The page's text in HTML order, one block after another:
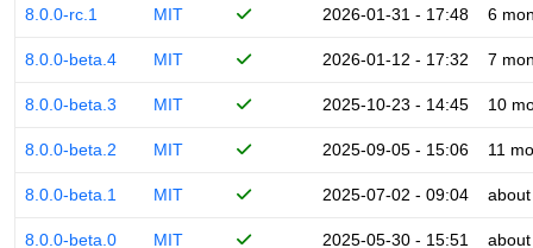
8.0.0-rc.1 MIT 2026-01-31 - 17:48 6
8.0.0-beta.4 MIT 2026-01-12 - 17:32 7
8.0.0-beta.3 MIT 2025-10-23 - 14:45 10
8.0.0-beta.2 MIT 2025-09-05 - 15:06 11
8.0.0-beta.1 MIT 2025-07-02 - 09:04
8.0.0-beta.0 MIT 2025-05-30 - 15:51